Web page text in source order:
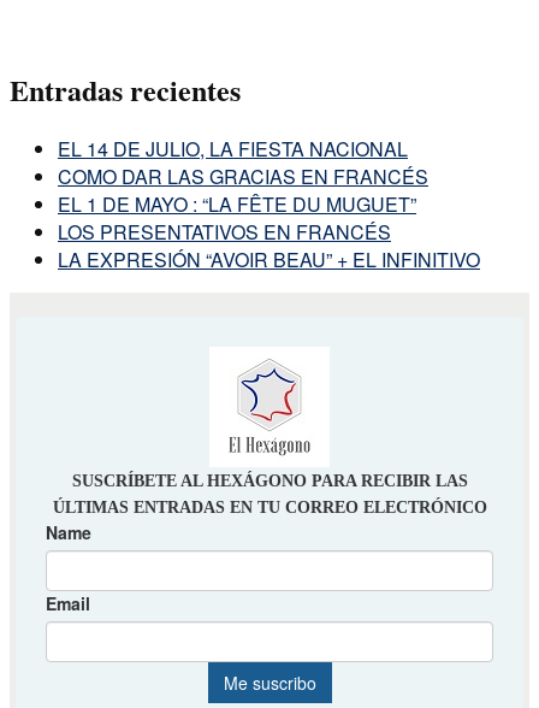
Entradas recientes
EL 14 DE JULIO, LA FIESTA NACIONAL
COMO DAR LAS GRACIAS EN FRANCÉS
EL 1 DE MAYO : “LA FÊTE DU MUGUET”
LOS PRESENTATIVOS EN FRANCÉS
LA EXPRESIÓN “AVOIR BEAU” + EL INFINITIVO